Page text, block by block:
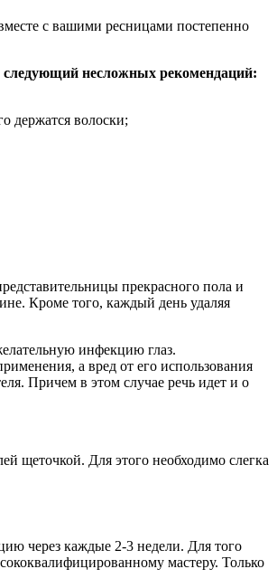
с вашими ресницами постепенно
следующий несложных рекомендаций:
держатся волоски;
прекрасного пола и
Кроме того, каждый день удаляя
инфекцию глаз.
а вред от его использования
Причем в этом случае речь идет и о
щеточкой. Для этого необходимо слегка
через каждые 2-3 недели. Для того
мастеру. Только